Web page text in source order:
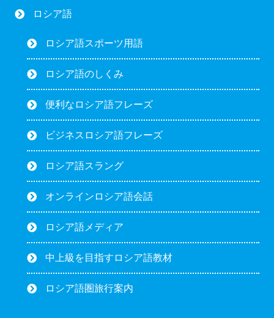
ロシア語
ロシア語スポーツ用語
ロシア語のしくみ
便利なロシア語フレーズ
ビジネスロシア語フレーズ
ロシア語スラング
オンラインロシア語会話
ロシア語メディア
中上級を目指すロシア語教材
ロシア語圏旅行案内